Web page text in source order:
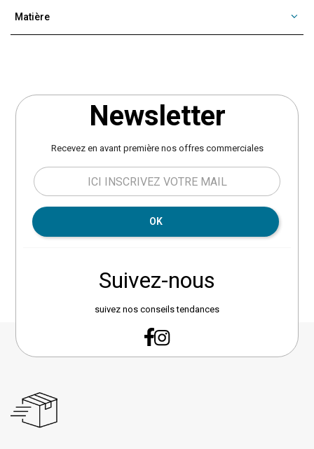
Matière
Newsletter
Recevez en avant première nos offres commerciales
OK
Suivez-nous
suivez nos conseils tendances